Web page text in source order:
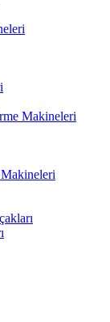
Makineleri